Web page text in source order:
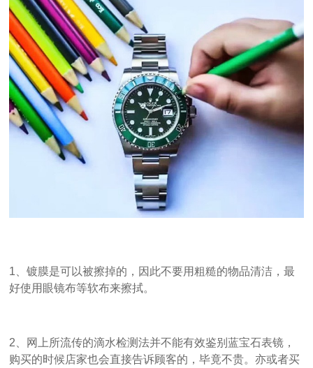
1、镀膜是可以被擦掉的，因此不要用粗糙的物品清洁，最
好使用眼镜布等软布来擦拭。
2、网上所流传的滴水检测法并不能有效鉴别蓝宝石表镜，
购买的时候店家也会直接告诉顾客的，毕竟不贵。亦或者买